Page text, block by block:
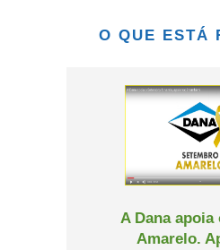
O QUE ESTÁ
A Dana apoia
Amarelo.